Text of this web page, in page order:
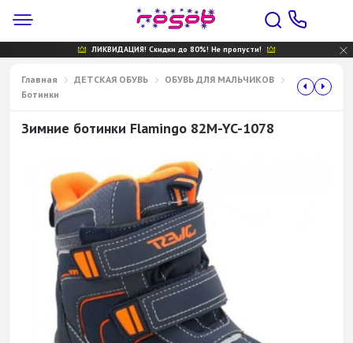
ЛИКВИДАЦИЯ! Скидки до 80%! Не пропусти!
Главная ДЕТСКАЯ ОБУВЬ
ОБУВЬ ДЛЯ МАЛЬЧИКОВ
Ботинки
Зимние ботинки Flamingo 82M-YC-1078